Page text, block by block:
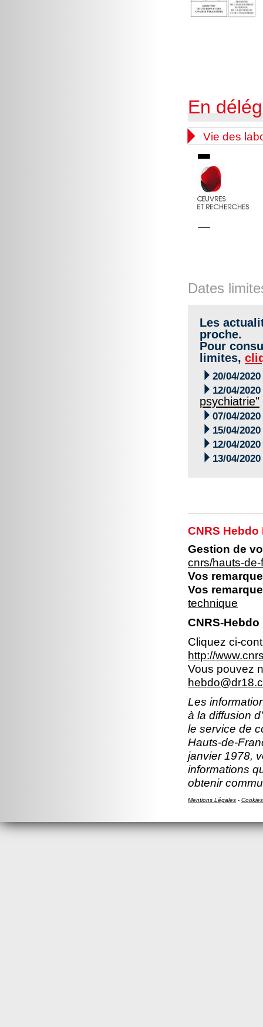
En
 Vie des
Dates
Les
proche.
Pour
limites,
 20/04/2020
 12/04/2020
psychiatrie"
 07/04/2020
 15/04/2020
 12/04/2020
 13/04/2020
CNRS
Gestion de
cnrs/hauts-
Vos
Vos
technique
CNRS-
Cliquez ci-
http://
Vous pouvez
Les
à la diffusion
le service de
Hauts-de-
janvier 1978,
informations
obtenir
Mentions Légales - Cookies